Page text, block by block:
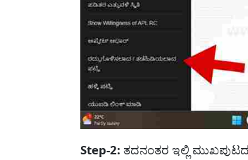
Step-2: ತದನಂತರ ಇಲ್ಲಿ